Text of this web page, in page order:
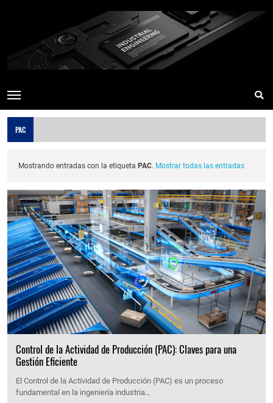
PAC
Mostrando entradas con la etiqueta PAC. Mostrar todas las entradas
Control de la Actividad de Producción (PAC): Claves para una
Gestión Eficiente
El Control de la Actividad de Producción (PAC) es un proceso
fundamental en la ingeniería industria…